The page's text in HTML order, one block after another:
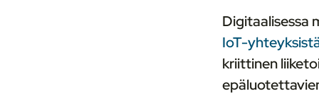
Digitaalisessa
IoT-
kriittinen